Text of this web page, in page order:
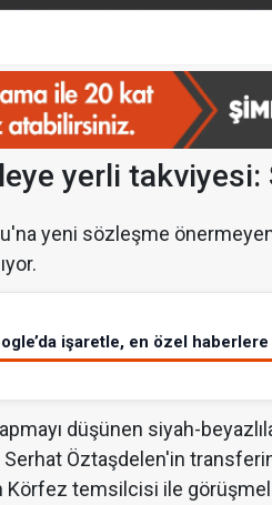
yerli takviyesi:
yeni sözleşme
işaretle, en özel
düşünen siyah-
Serhat Öztaşdelen'in
Körfez temsilcisi ile